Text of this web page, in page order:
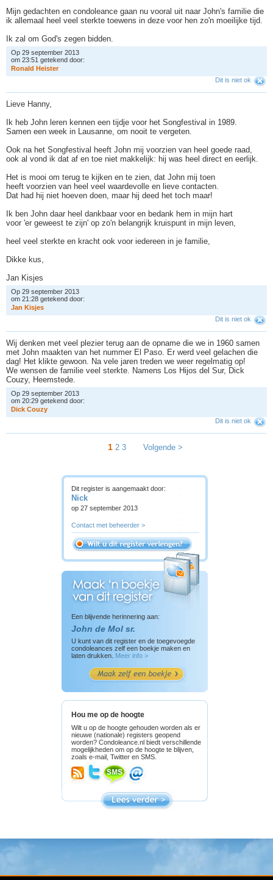
Mijn gedachten en condoleance gaan nu vooral uit naar John's familie die
ik allemaal heel veel sterkte toewens in deze voor hen zo'n moeilijke tijd.
Ik zal om God's zegen bidden.
Op 29 september 2013
om 23:51 getekend door:
Ronald Heister
Dit is niet ok
Lieve Hanny,
Ik heb John leren kennen een tijdje voor het Songfestival in 1989.
Samen een week in Lausanne, om nooit te vergeten.
Ook na het Songfestival heeft John mij voorzien van heel goede raad,
ook al vond ik dat af en toe niet makkelijk: hij was heel direct en eerlijk.
Het is mooi om terug te kijken en te zien, dat John mij toen
heeft voorzien van heel veel waardevolle en lieve contacten.
Dat had hij niet hoeven doen, maar hij deed het toch maar!
Ik ben John daar heel dankbaar voor en bedank hem in mijn hart
voor 'er geweest te zijn' op zo'n belangrijk kruispunt in mijn leven,
heel veel sterkte en kracht ook voor iedereen in je familie,
Dikke kus,
Jan Kisjes
Op 29 september 2013
om 21:28 getekend door:
Jan Kisjes
Dit is niet ok
Wij denken met veel plezier terug aan de opname die we in 1960 samen
met John maakten van het nummer El Paso. Er werd veel gelachen die
dag! Het klikte gewoon. Na vele jaren treden we weer regelmatig op!
We wensen de familie veel sterkte. Namens Los Hijos del Sur, Dick
Couzy, Heemstede.
Op 29 september 2013
om 20:29 getekend door:
Dick Couzy
Dit is niet ok
1 2 3 Volgende >
Dit register is aangemaakt door:
Nick
op 27 september 2013
Contact met beheerder >
Een blijvende herinnering aan:
John de Mol sr.
U kunt van dit register en de toegevoegde
condoleances zelf een boekje maken en
laten drukken. Meer info >
Hou me op de hoogte
Wilt u op de hoogte gehouden worden als er
nieuwe (nationale) registers geopend
worden? Condoleance.nl biedt verschillende
mogelijkheden om op de hoogte te blijven,
zoals e-mail, Twitter en SMS.